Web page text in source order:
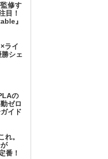
修す
目！
』
ライ
シェ
の
ゼロ
イド
れ。
番！